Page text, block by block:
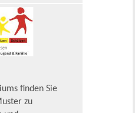
finden Sie
zu